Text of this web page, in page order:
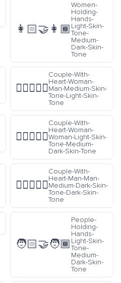
👩🏻‍🤝‍👩🏾
Women-
Holding-
Hands-
Light-Skin-
Tone-
Medium-
Dark-Skin-
Tone
👩🏽‍❤️‍👨🏻
Couple-With-
Heart-Woman-
Man-Medium-Skin-
Tone-Light-Skin-
Tone
👩🏻‍❤️‍👩🏾
Couple-With-
Heart-Woman-
Woman-Light-Skin-
Tone-Medium-
Dark-Skin-Tone
👨🏾‍❤️‍👨🏿
Couple-With-
Heart-Man-Man-
Medium-Dark-Skin-
Tone-Dark-Skin-
Tone
🧑🏻‍🤝‍🧑🏾
People-
Holding-
Hands-
Light-Skin-
Tone-
Medium-
Dark-Skin-
Tone